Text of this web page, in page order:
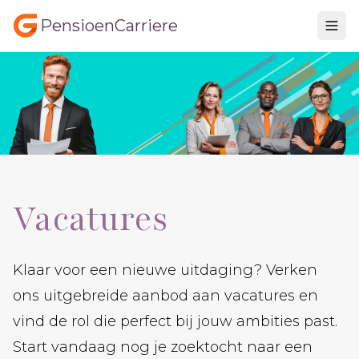
PensioenCarriere
Vacatures
Klaar voor een nieuwe uitdaging? Verken
ons uitgebreide aanbod aan vacatures en
vind de rol die perfect bij jouw ambities past.
Start vandaag nog je zoektocht naar een